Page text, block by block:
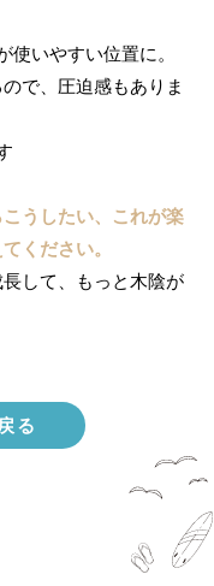
いやすい位置に。
で、圧迫感もありま
うしたい、これが楽
ください。
して、もっと木陰が
る